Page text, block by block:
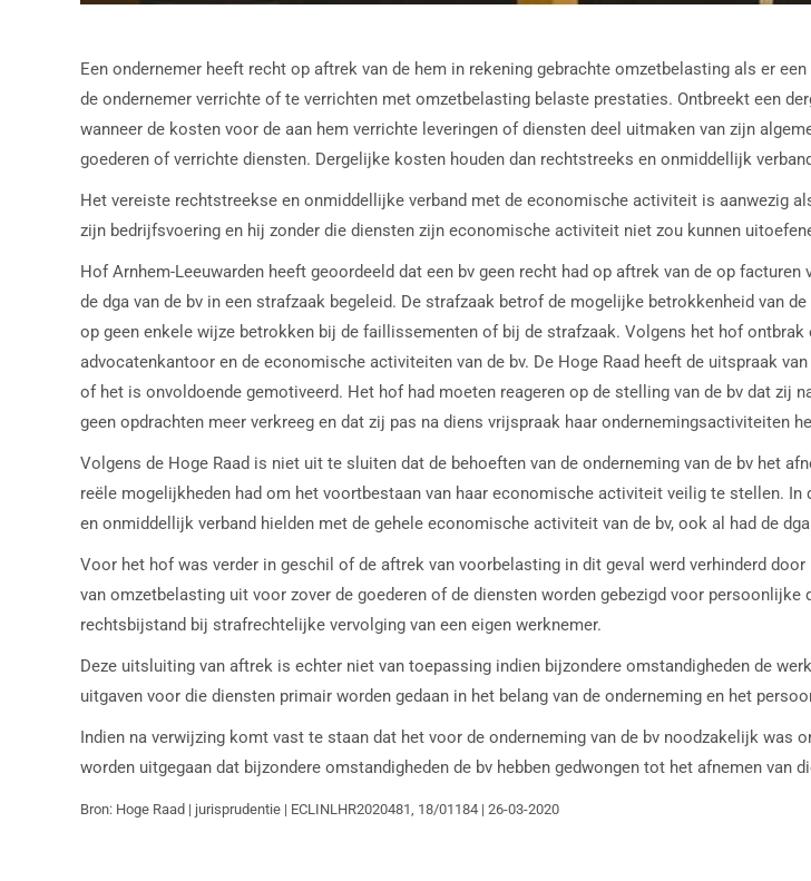
Een ondernemer heeft recht op aftrek van de hem in rekening gebrachte omzetbelasting als er
de ondernemer verrichte of te verrichten met omzetbelasting belaste prestaties. Ontbreekt een
wanneer de kosten voor de aan hem verrichte leveringen of diensten deel uitmaken van zijn
goederen of verrichte diensten. Dergelijke kosten houden dan rechtstreeks en onmiddellijk
Het vereiste rechtstreekse en onmiddellijke verband met de economische activiteit is aanwezig
zijn bedrijfsvoering en hij zonder die diensten zijn economische activiteit niet zou kunnen
Hof Arnhem-Leeuwarden heeft geoordeeld dat een bv geen recht had op aftrek van de op
de dga van de bv in een strafzaak begeleid. De strafzaak betrof de mogelijke betrokkenheid van
op geen enkele wijze betrokken bij de faillissementen of bij de strafzaak. Volgens het hof
advocatenkantoor en de economische activiteiten van de bv. De Hoge Raad heeft de uitspraak
of het is onvoldoende gemotiveerd. Het hof had moeten reageren op de stelling van de bv dat zij
geen opdrachten meer verkreeg en dat zij pas na diens vrijspraak haar ondernemingsactiviteiten
Volgens de Hoge Raad is niet uit te sluiten dat de behoeften van de onderneming van de bv het
reële mogelijkheden had om het voortbestaan van haar economische activiteit veilig te stellen.
en onmiddellijk verband hielden met de gehele economische activiteit van de bv, ook al had de
Voor het hof was verder in geschil of de aftrek van voorbelasting in dit geval werd verhinderd
van omzetbelasting uit voor zover de goederen of de diensten worden gebezigd voor
rechtsbijstand bij strafrechtelijke vervolging van een eigen werknemer.
Deze uitsluiting van aftrek is echter niet van toepassing indien bijzondere omstandigheden de
uitgaven voor die diensten primair worden gedaan in het belang van de onderneming en het
Indien na verwijzing komt vast te staan dat het voor de onderneming van de bv noodzakelijk was
worden uitgegaan dat bijzondere omstandigheden de bv hebben gedwongen tot het afnemen van
Bron: Hoge Raad | jurisprudentie | ECLINLHR2020481, 18/01184 | 26-03-2020